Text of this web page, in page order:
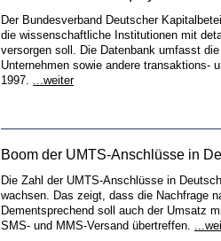
Der Bundesverband Deutscher
die wissenschaftliche Institutionen mit
versorgen soll. Die Datenbank umfasst
Unternehmen sowie andere transaktions-
1997. ...weiter
Boom der UMTS-Anschlüsse in
Die Zahl der UMTS-Anschlüsse in
wachsen. Das zeigt, dass die Nachfrage
Dementsprechend soll auch der Umsatz
SMS- und MMS-Versand übertreffen.